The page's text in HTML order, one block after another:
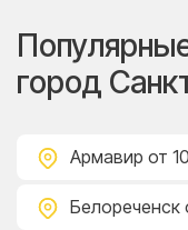
город
Армавир от
Белореченск